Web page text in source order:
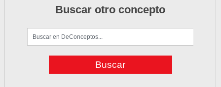
Buscar otro concepto